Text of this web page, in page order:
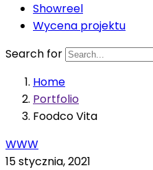
Showreel
Wycena projektu
Search for
Home
Portfolio
Foodco Vita
WWW
15 stycznia, 2021